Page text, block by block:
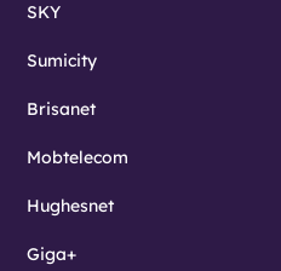
SKY
Sumicity
Brisanet
Mobtelecom
Hughesnet
Giga+